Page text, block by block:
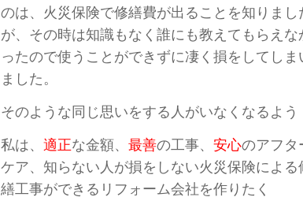
のは、火災保険で修繕費が出ることを知りまし
が、その時は知識もなく誰にも教えてもらえな
ったので使うことができずに凄く損をしてしま
ました。
そのような同じ思いをする人がいなくなるよう
私は、 適正な金額、 最善の工事、 安心のアフタ
ケア、知らない人が損をしない火災保険による
繕工事ができるリフォーム会社を作りたく